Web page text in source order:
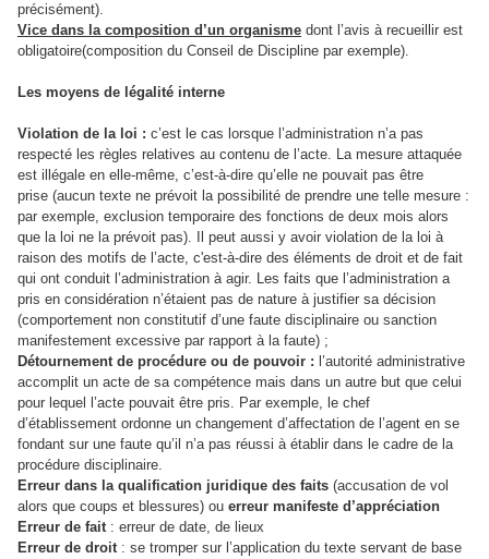
précisément).
Vice dans la composition d’un organisme dont l’avis à recueillir est
obligatoire(composition du Conseil de Discipline par exemple).
Les moyens de légalité interne
Violation de la loi : c’est le cas lorsque l’administration n’a pas
respecté les règles relatives au contenu de l’acte. La mesure attaquée
est illégale en elle-même, c’est-à-dire qu’elle ne pouvait pas être
prise (aucun texte ne prévoit la possibilité de prendre une telle mesure :
par exemple, exclusion temporaire des fonctions de deux mois alors
que la loi ne la prévoit pas). Il peut aussi y avoir violation de la loi à
raison des motifs de l’acte, c'est-à-dire des éléments de droit et de fait
qui ont conduit l’administration à agir. Les faits que l’administration a
pris en considération n’étaient pas de nature à justifier sa décision
(comportement non constitutif d’une faute disciplinaire ou sanction
manifestement excessive par rapport à la faute) ;
Détournement de procédure ou de pouvoir : l’autorité administrative
accomplit un acte de sa compétence mais dans un autre but que celui
pour lequel l’acte pouvait être pris. Par exemple, le chef
d’établissement ordonne un changement d’affectation de l’agent en se
fondant sur une faute qu’il n’a pas réussi à établir dans le cadre de la
procédure disciplinaire.
Erreur dans la qualification juridique des faits (accusation de vol
alors que coups et blessures) ou erreur manifeste d’appréciation
Erreur de fait: erreur de date, de lieux
Erreur de droit: se tromper sur l’application du texte servant de base